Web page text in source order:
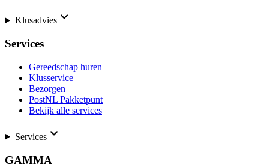
Klusadvies
Services
Gereedschap huren
Klusservice
Bezorgen
PostNL Pakketpunt
Bekijk alle services
Services
GAMMA